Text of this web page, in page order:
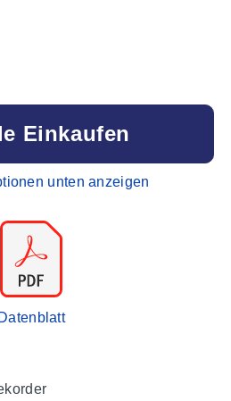
Einkaufen
unten anzeigen
Datenblatt